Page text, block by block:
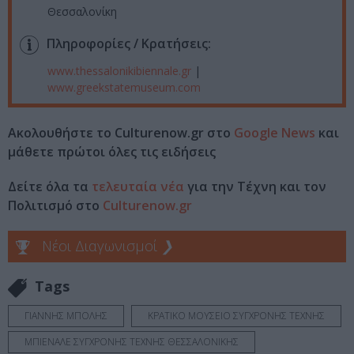
Θεσσαλονίκη
Πληροφορίες / Κρατήσεις:
www.thessalonikibiennale.gr |
www.greekstatemuseum.com
Ακολουθήστε το Culturenow.gr στο Google News και
μάθετε πρώτοι όλες τις ειδήσεις
Δείτε όλα τα τελευταία νέα για την Τέχνη και τον
Πολιτισμό στο Culturenow.gr
Νέοι Διαγωνισμοί ❯
Tags
ΓΙΑΝΝΗΣ ΜΠΟΛΗΣ
ΚΡΑΤΙΚΟ ΜΟΥΣΕΙΟ ΣΥΓΧΡΟΝΗΣ ΤΕΧΝΗΣ
ΜΠΙΕΝΑΛΕ ΣΥΓΧΡΟΝΗΣ ΤΕΧΝΗΣ ΘΕΣΣΑΛΟΝΙΚΗΣ